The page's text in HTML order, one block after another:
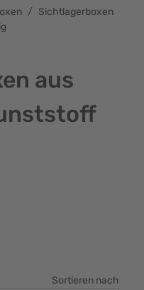
/ Sichtlagerboxen
aus
Sortieren nach